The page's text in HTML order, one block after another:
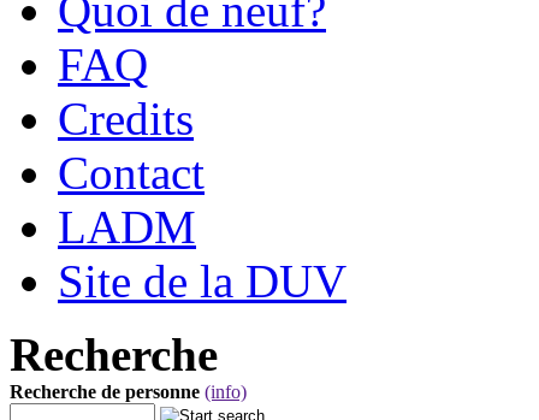
FAQ
Credits
Contact
LADM
Site de la DUV
Recherche
Recherche de personne (info)